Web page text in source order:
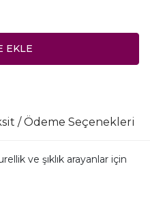
EKLE
/ Ödeme Seçenekleri
ve şıklık arayanlar için